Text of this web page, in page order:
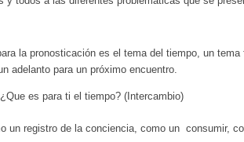
la pronosticación es el tema del tiempo, un tema
adelanto para un próximo encuentro.
es para ti el tiempo? (Intercambio)
un registro de la conciencia, como un consumir,